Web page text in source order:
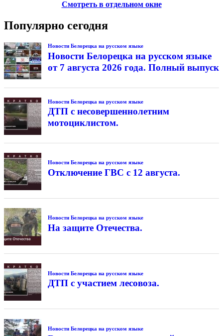
Смотреть в отдельном окне
Популярно сегодня
Новости Белорецка на русском языке
Новости Белорецка на русском языке
от 7 августа 2026 года. Полный выпуск
Новости Белорецка на русском языке
ДТП с несовершеннолетним
мотоциклистом.
Новости Белорецка на русском языке
Отключение ГВС с 12 августа.
Новости Белорецка на русском языке
На защите Отечества.
Новости Белорецка на русском языке
ДТП с участием лесовоза.
Новости Белорецка на русском языке